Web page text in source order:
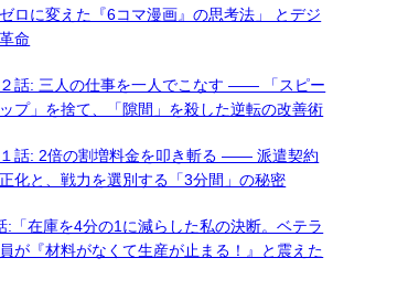
ロに変えた『6コマ漫画』の思考法」 とデジ
命
話: 三人の仕事を一人でこなす —— 「スピー
ップ」を捨て、「隙間」を殺した逆転の改善術
話: 2倍の割増料金を叩き斬る —— 派遣契約
化と、戦力を選別する「3分間」の秘密
:「在庫を4分の1に減らした私の決断。ベテラ
が『材料がなくて生産が止まる！』と震えた